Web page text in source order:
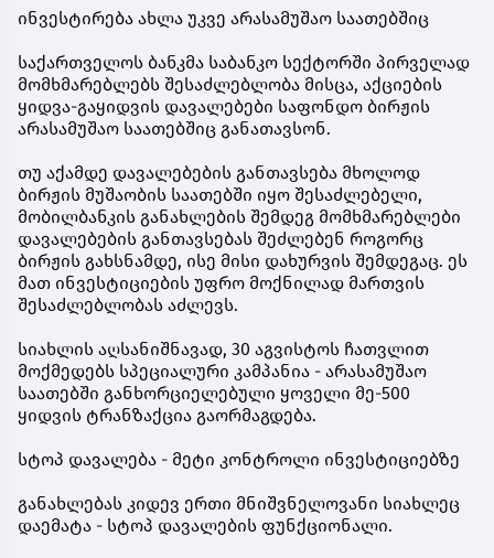
ინვესტირება ახლა უკვე არასამუშაო საათებშიც
საქართველოს ბანკმა საბანკო სექტორში პირველად
მომხმარებლებს შესაძლებლობა მისცა, აქციების
ყიდვა-გაყიდვის დავალებები საფონდო ბირჟის
არასამუშაო საათებშიც განათავსონ.
თუ აქამდე დავალებების განთავსება მხოლოდ
ბირჟის მუშაობის საათებში იყო შესაძლებელი,
მობილბანკის განახლების შემდეგ მომხმარებლები
დავალებების განთავსებას შეძლებენ როგორც
ბირჟის გახსნამდე, ისე მისი დახურვის შემდეგაც. ეს
მათ ინვესტიციების უფრო მოქნილად მართვის
შესაძლებლობას აძლევს.
სიახლის აღსანიშნავად, 30 აგვისტოს ჩათვლით
მოქმედებს სპეციალური კამპანია - არასამუშაო
საათებში განხორციელებული ყოველი მე-500
ყიდვის ტრანზაქცია გაორმაგდება.
სტოპ დავალება - მეტი კონტროლი ინვესტიციებზე
განახლებას კიდევ ერთი მნიშვნელოვანი სიახლეც
დაემატა - სტოპ დავალების ფუნქციონალი.